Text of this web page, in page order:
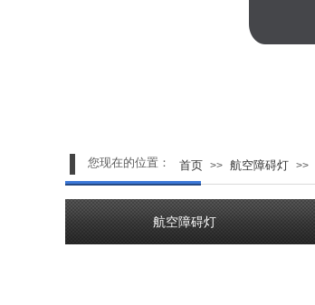
您现在的位置： 首页 >> 航空障碍灯 >>
航空障碍灯